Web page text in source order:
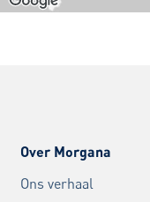
Over Morgana
Ons verhaal